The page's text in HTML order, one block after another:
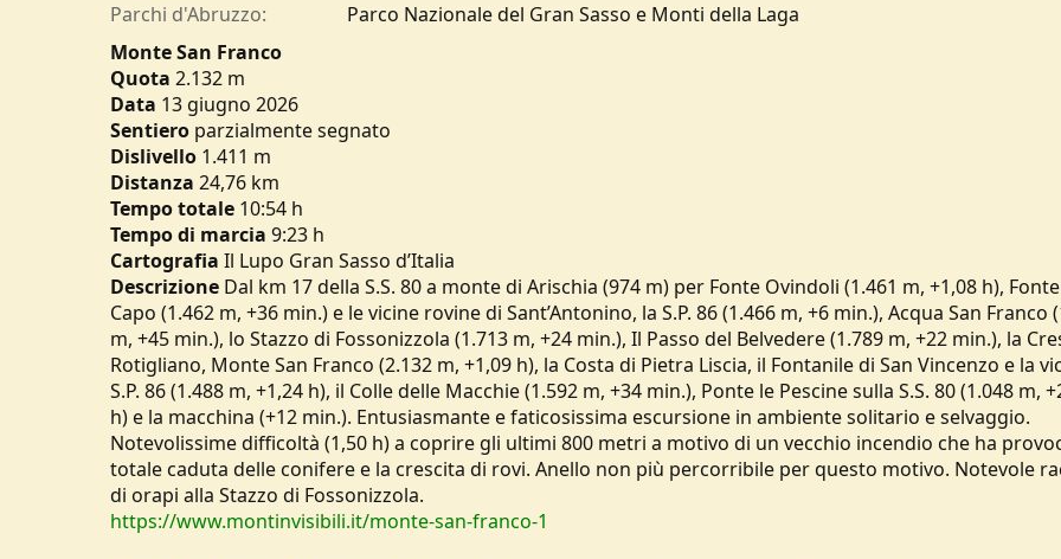
s
c
u
s
s
i
o
n
e
i
Parchi d'Abruzzo
Parco Nazionale del Gran Sasso e Monti della Laga
Monte San Franco
Quota 2.132 m
Data 13 giugno 2026
Sentiero parzialmente segnato
Dislivello 1.411 m
Distanza 24,76 km
Tempototale 10:54 h
Tempo di marcia 9:23 h
Cartografia Il Lupo Gran Sasso d’Italia
Descrizione Dal km 17 della S.S. 80 a monte di Arischia (974 m) per Fonte Ovindoli (1.461 m, +1,08 h),
Capo (1.462 m, +36 min.) e le vicine rovine di Sant’Antonino, la S.P. 86 (1.466 m, +6 min.), Acqua San Franco
m, +45 min.), lo Stazzo di Fossonizzola (1.713 m, +24 min.), Il Passo del Belvedere (1.789 m, +22 min.), la
Rotigliano, Monte San Franco (2.132 m, +1,09 h), la Costa di Pietra Liscia, il Fontanile di San Vincenzo e la
S.P. 86 (1.488 m, +1,24 h), il Colle delle Macchie (1.592 m, +34 min.), Ponte le Pescine sulla S.S. 80 (1.048 m,
h) e la macchina (+12 min.). Entusiasmante e faticosissima escursione in ambiente solitario e selvaggio.
Notevolissime difficoltà (1,50 h) a coprire gli ultimi 800 metri a motivo di un vecchio incendio che ha
totale caduta delle conifere e la crescita di rovi. Anello non più percorribile per questo motivo. Notevole
di orapi alla Stazzo di Fossonizzola.
https://www.montinvisibili.it/monte-san-franco-1